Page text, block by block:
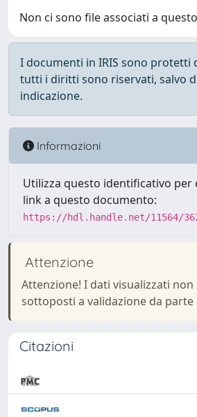
Non ci sono file associati a
I documenti in IRIS sono protetti
tutti i diritti sono riservati, salvo
indicazione.
Informazioni
Utilizza questo identificativo per
link a questo documento:
https://hdl.handle.net/11564/
Attenzione
Attenzione! I dati visualizzati
sottoposti a validazione da parte
Citazioni